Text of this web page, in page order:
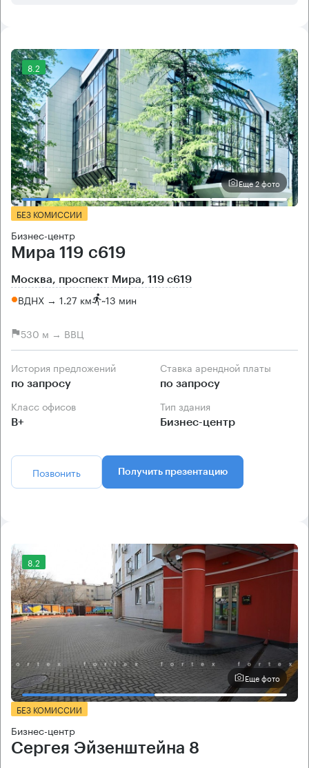
8.2
Еще 2 фото
БЕЗ КОМИССИИ
Бизнес-центр
Мира 119 с619
Москва, проспект Мира, 119 с619
ВДНХ → 1.27 км ~13 мин
530 м → ВВЦ
История предложений
по запросу
Ставка арендной платы
по запросу
Класс офисов
B+
Тип здания
Бизнес-центр
Позвонить Получить презентацию
8.2
Еще фото
БЕЗ КОМИССИИ
Бизнес-центр
Сергея Эйзенштейна 8